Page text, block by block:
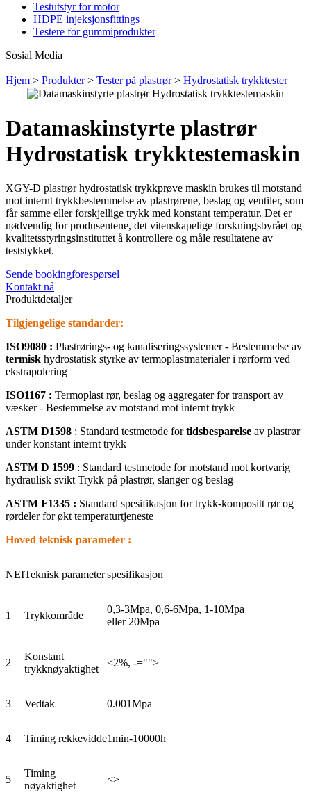
Testutstyr for motor
HDPE injeksjonsfittings
Testere for gummiprodukter
Sosial Media
Hjem > Produkter> Tester på plastrør> Hydrostatisk trykktester
Datamaskinstyrte plastrør
Hydrostatisk trykktestemaskin
XGY-D plastrør hydrostatisk trykkprøve maskin brukes til motstand
mot internt trykkbestemmelse av plastrørene, beslag og ventiler, som
får samme eller forskjellige trykk med konstant temperatur. Det er
nødvendig for produsentene, det vitenskapelige forskningsbyrået og
kvalitetsstyringsinstituttet å kontrollere og måle resultatene av
teststykket.
Sende bookingforespørsel
Kontakt nå
Produktdetaljer
Tilgjengelige standarder:
ISO9080 : Plastrørings- og kanaliseringssystemer - Bestemmelse av
termisk hydrostatisk styrke av termoplastmaterialer i rørform ved
ekstrapolering
ISO1167 : Termoplast rør, beslag og aggregater for transport av
væsker - Bestemmelse av motstand mot internt trykk
ASTM D1598 : Standard testmetode fortidsbesparelse av plastrør
under konstant internt trykk
ASTM D 1599 : Standard testmetode for motstand mot kortvarig
hydraulisk svikt Trykk på plastrør, slanger og beslag
ASTM F1335 : Standard spesifikasjon for trykk-kompositt rør og
rørdeler for økt temperaturtjeneste
Hoved teknisk parameter :
NEITeknisk parameterspesifikasjon
1 Trykkområde
0,3-3Mpa, 0,6-6Mpa, 1-10Mpa
eller 20Mpa
2
Konstant
trykknøyaktighet
<2%, -="">
3 Vedtak 0.001Mpa
4 Timing rekkevidde1min-10000h
5
Timing
nøyaktighet
<>